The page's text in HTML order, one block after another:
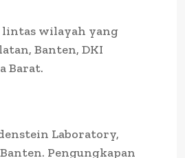
lintas wilayah yang
Banten, DKI
Barat.
Laboratory,
Pengungkapan